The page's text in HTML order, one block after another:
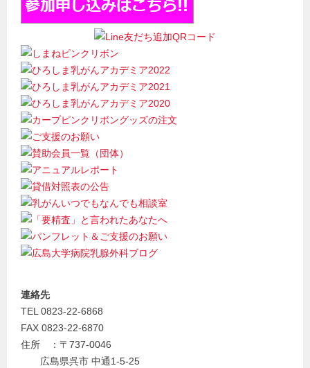
連絡先
TEL 0823-22-6868
FAX 0823-22-6870
住所 ：〒737-0046
広島県呉市 中通1-5-25